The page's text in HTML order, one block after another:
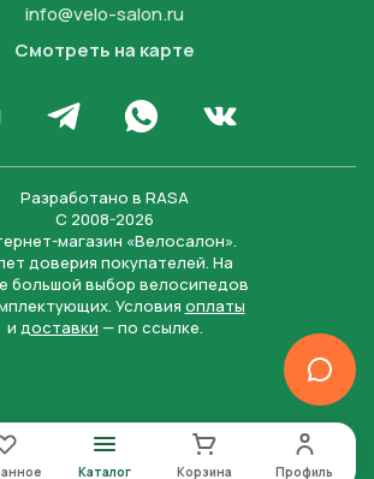
info@velo-salon.ru
Смотреть на карте
в Инстаграм
Написать в Телеграм
Написать в WhatsApp
Перейти во
Разработано в RASA
С 2008-2026
магазин «Велосалон».
доверия покупателей. На
большой выбор велосипедов
Условия оплаты
и доставки — по ссылке.
Каталог Корзина Профиль
заявку”, вы даете
персональных данных и
конфиденциальности